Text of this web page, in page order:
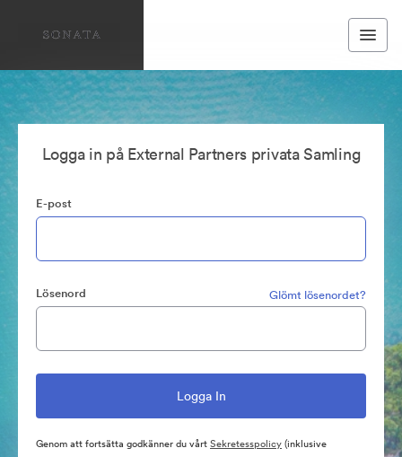
Logga in på External Partners privata Samling
E-post
Lösenord Glömt lösenordet?
Genom att fortsätta godkänner du vårtSekretesspolicy(inklusive